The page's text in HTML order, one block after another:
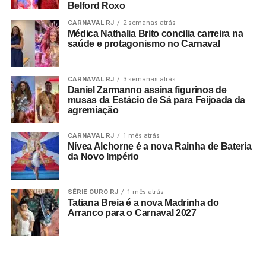
está chegando em tantas pessoas é muito
minha história, e poder levar isso cada vez mais longe
é sempre maravilhoso”, afirmou.
Belford Roxo
CARNAVAL RJ 2 semanas atrás
Médica Nathalia Brito concilia carreira na
saúde e protagonismo no Carnaval
CARNAVAL RJ 3 semanas atrás
Daniel Zarmanno assina figurinos de
musas da Estácio de Sá para Feijoada da
agremiação
CARNAVAL RJ 1 mês atrás
Nívea Alchorne é a nova Rainha de Bateria
da Novo Império
SÉRIE OURO RJ 1 mês atrás
Tatiana Breia é a nova Madrinha do
Arranco para o Carnaval 2027